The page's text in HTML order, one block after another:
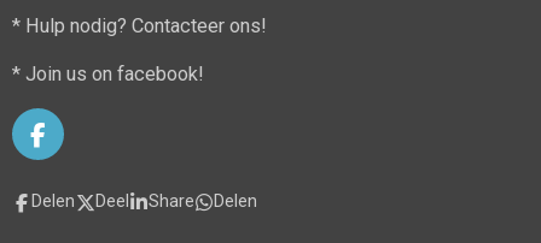
* Hulp nodig? Contacteer ons!
* Join us on facebook!
F
a
c
e
Delen Deel Share Delen